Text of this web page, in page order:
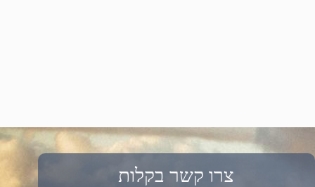
צרו קשר בקלות